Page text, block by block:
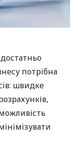
потрібна
швидке